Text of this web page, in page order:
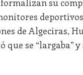
su
de Algeciras,
se “largaba”